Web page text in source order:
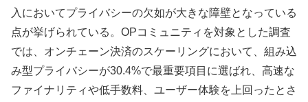
入においてプライバシーの欠如が大きな障壁となっている
点が挙げられている。OPコミュニティを対象とした調査
では、オンチェーン決済のスケーリングにおいて、組み込
み型プライバシーが30.4%で最重要項目に選ばれ、高速な
ファイナリティや低手数料、ユーザー体験を上回ったとさ